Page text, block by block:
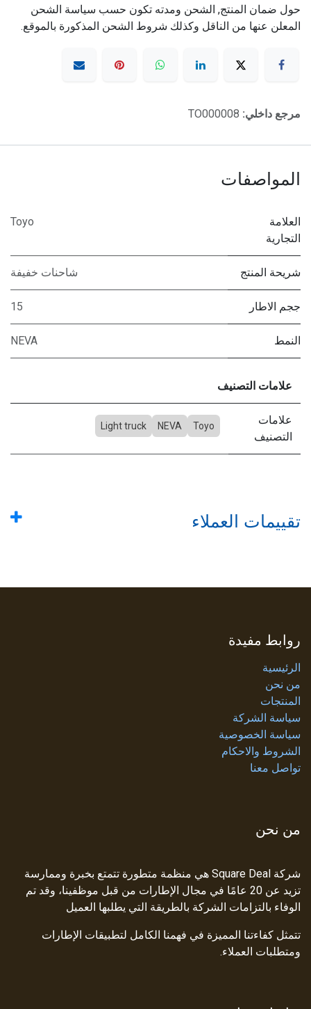
حول ضمان المنتج, الشحن ومدته تكون حسب سياسة الشحن
المعلن عنها من الناقل وكذلك شروط الشحن المذكورة بالموقع.
مرجع داخلي: TO000008
المواصفات
العلامة
التجارية
Toyo
شريحة المنتج شاحنات خفيفة
ججم الاطار 15
النمط NEVA
علامات التصنيف
علامات
التصنيف
Toyo
NEVA
Light truck
تقييمات العملاء
روابط مفيدة
الرئيسية
من نحن
المنتجات
سياسة الشركة
سياسة الخصوصية
الشروط والاحكام
تواصل معنا
من نحن
شركة Square Deal هي منظمة متطورة تتمتع بخبرة وممارسة
تزيد عن 20 عامًا في مجال الإطارات من قبل موظفينا، وقد تم
الوفاء بالتزامات الشركة بالطريقة التي يطلبها العميل
تتمثل كفاءتنا المميزة في فهمنا الكامل لتطبيقات الإطارات
ومتطلبات العملاء.